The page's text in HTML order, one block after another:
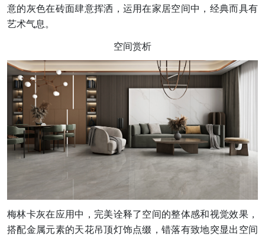
意的灰色在砖面肆意挥洒，运用在家居空间中，经典而具有
艺术气息。
空间赏析
梅林卡灰在应用中，完美诠释了空间的整体感和视觉效果，
搭配金属元素的天花吊顶灯饰点缀，错落有致地突显出空间